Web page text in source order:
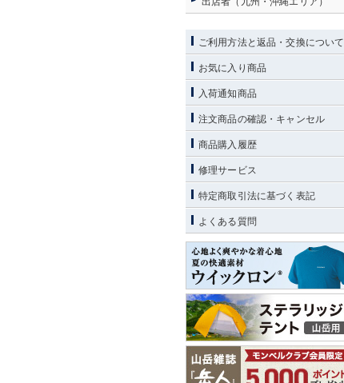
ご利用方法と返品・交換について
お気に入り商品
入荷通知商品
注文商品の確認・キャンセル
商品購入履歴
修理サービス
特定商取引法に基づく表記
よくある質問